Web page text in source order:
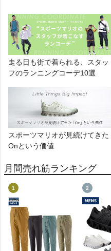
走る日も街で着られる、スタッ
フのランニングコーデ10選
スポーツマリオが見続けてきた
Onという価値
月間売れ筋ランキング
1 2